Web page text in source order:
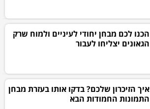
הכנו לכם מבחן יחודי לעיניים ולמוח שרק
הגאונים יצליחו לעבור
איך הזיכרון שלכם? בדקו אותו בעזרת מבחן
התמונות החמודות הבא